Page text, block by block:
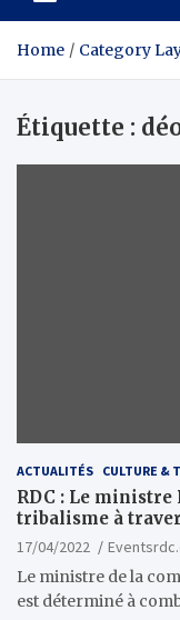
Home Category
Étiquette :
ACTUALITÉS CULTURE &
RDC : Le
tribalisme à
17/04/2022
Le ministre de la
est déterminé à